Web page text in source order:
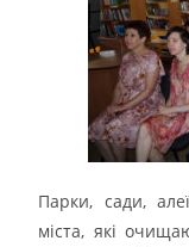
Парки, сади,
міста, які